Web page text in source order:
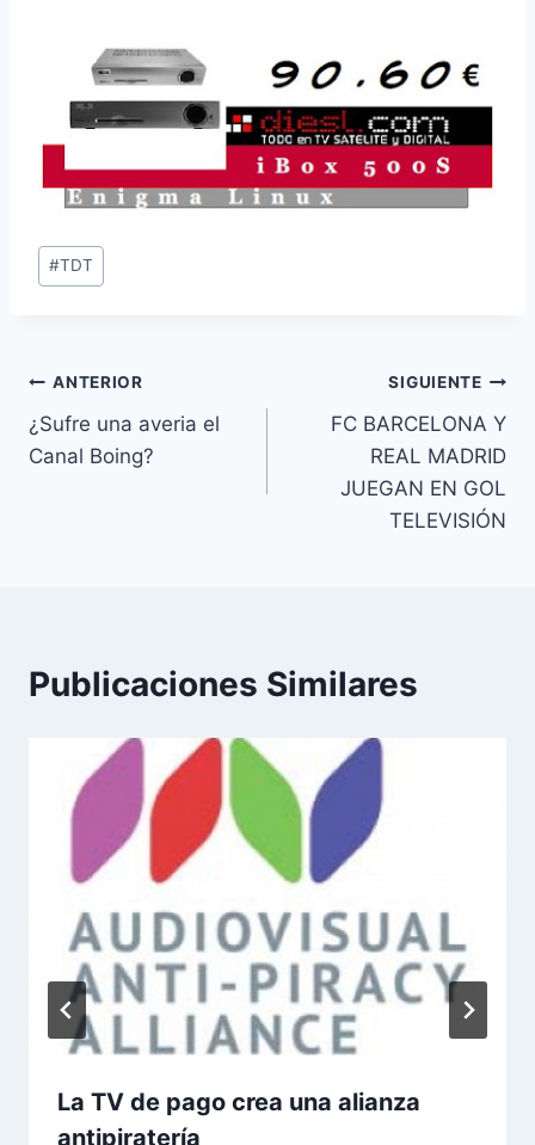
Etiquetas
de
#TDT
Navegación
de
ANTERIOR
¿Sufre una averia el
Canal Boing?
SIGUIENTE
FC BARCELONA Y
REAL MADRID
JUEGAN EN GOL
TELEVISIÓN
Publicaciones Similares
La TV de pago crea una alianza
antipiratería